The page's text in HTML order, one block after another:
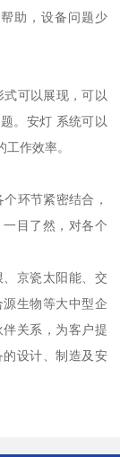
助，设备问题少
可以展现，可以
。安灯 系统可以
作效率。
环节紧密结合，
目了然，对各个
京瓷太阳能、交
生物等大中型企
关系，为客户提
设计、制造及安